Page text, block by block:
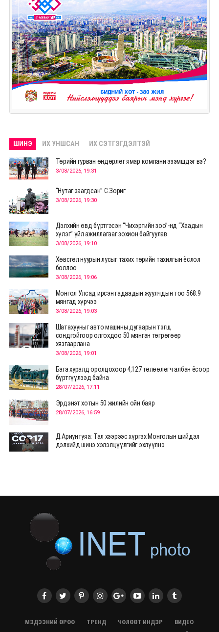
ШИНЭ ИХ УНШСАН ИХ СЭТГЭГДЭЛТЭЙ
Төрийн гурван өндөрлөг ямар компани эзэмшдэг вэ?
3/08/2026, 19:31
“Нутаг заагдсан” С.Зориг
3/08/2026, 19:30
Дэлхийн өвд бүртгэсэн “Чихэртийн зоо”-нд “Хаадын
хүлэг” үйл ажиллагааг зохион байгуулав
3/08/2026, 19:10
Хөвсгөл нуурын лусыг тахих төрийн тахилгын ёслол
боллоо
3/08/2026, 19:06
Монгол Улсад ирсэн гадаадын жуулчдын тоо 568.9
мянгад хүрчээ
3/08/2026, 19:03
Шатахууныг авто машины дугаарын тэгш,
сондгойгоор олгохдоо 50 мянган төгрөгөөр
хязгаарлана
3/08/2026, 19:01
Бага хуралд оролцохоор 4,127 төлөөлөгч албан ёсоор
бүртгүүлээд байна
28/07/2026, 17:11
Эрдэнэт хотын 50 жилийн ойн баяр
28/07/2026, 16:59
Д.Ариунтуяа: Тал хээрээс хүргэх Монголын шийдэл
дэлхийд шинэ хэлэлцүүлгийг эхлүүлнэ
28/07/2026, 12:04
ХӨВСГӨЛ Нутгийн зөвлөлөөс МУАЖ Д.Цэрэндарьзавт
2 өрөө байр олгоно
20/07/2026, 19:22
20/07/2026, 19:21
хийхээр хүрэлцэн ирлээ
МЭДЭЭНИЙ ӨРӨӨ ТРЕНД ЧӨЛӨӨТ ИНДЭР
ВИДЕО